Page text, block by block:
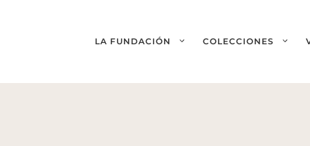
LA FUNDACIÓN COLECCIONES